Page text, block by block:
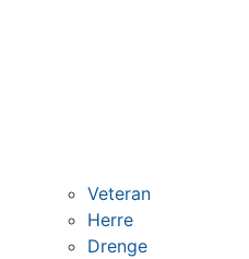
Veteran
Herre
Drenge